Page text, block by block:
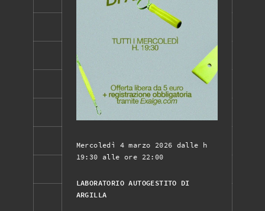
Mercoledì 4 marzo 2026 dalle h
19:30 alle ore 22:00
LABORATORIO AUTOGESTITO DI
ARGILLA